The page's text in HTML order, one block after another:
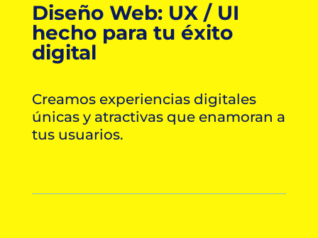
Diseño Web: UX / UI
hecho para tu éxito
digital
Creamos experiencias digitales
únicas y atractivas que enamoran a
tus usuarios.